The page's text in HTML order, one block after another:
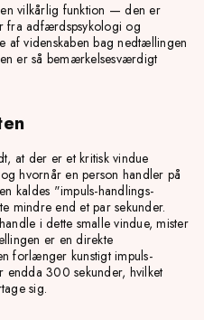
vilkårlig funktion — den er
fra adfærdspsykologi og
af videnskaben bag nedtællingen
er så bemærkelsesværdigt
at der er et kritisk vindue
hvornår en person handler på
kaldes "impuls-handlings-
mindre end et par sekunder.
i dette smalle vindue, mister
er en direkte
forlænger kunstigt impuls-
300 sekunder, hvilket
sig.